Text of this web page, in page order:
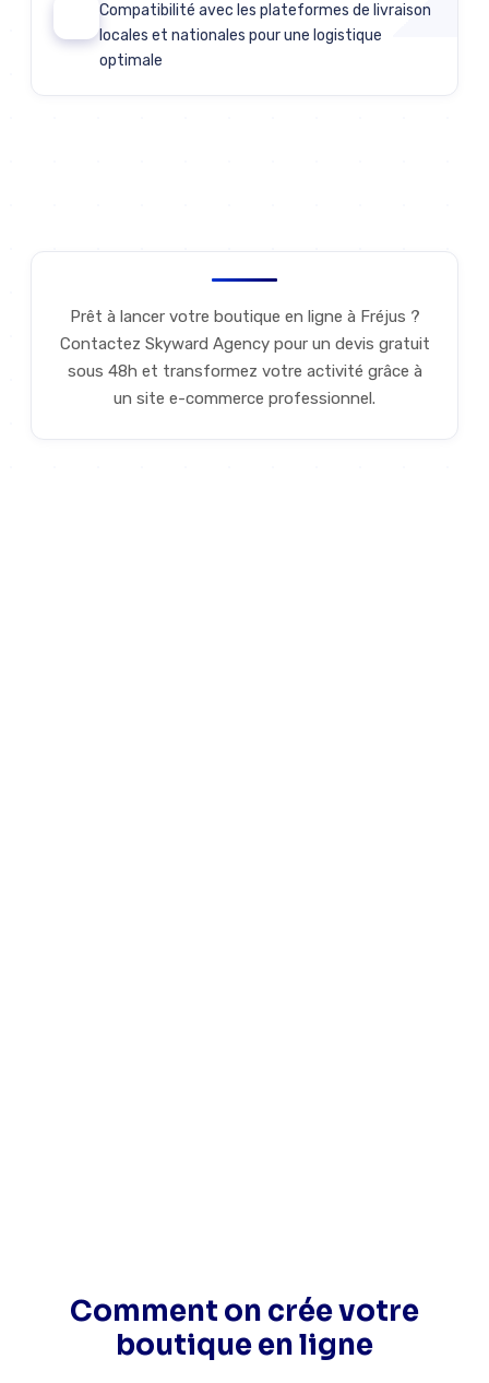
Compatibilité avec les plateformes de livraison
locales et nationales pour une logistique
optimale
Prêt à lancer votre boutique en ligne à Fréjus ?
Contactez Skyward Agency pour un devis gratuit
sous 48h et transformez votre activité grâce à
un site e-commerce professionnel.
Comment on crée votre
boutique en ligne